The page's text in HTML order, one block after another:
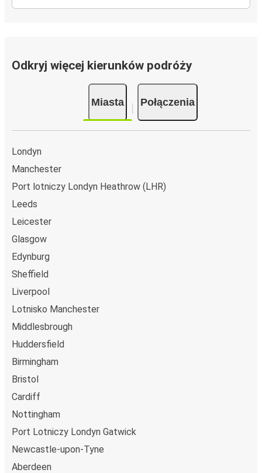
Odkryj więcej kierunków podróży
Miasta Połączenia
Londyn
Manchester
Port lotniczy Londyn Heathrow (LHR)
Leeds
Leicester
Glasgow
Edynburg
Sheffield
Liverpool
Lotnisko Manchester
Middlesbrough
Huddersfield
Birmingham
Bristol
Cardiff
Nottingham
Port Lotniczy Londyn Gatwick
Newcastle-upon-Tyne
Aberdeen